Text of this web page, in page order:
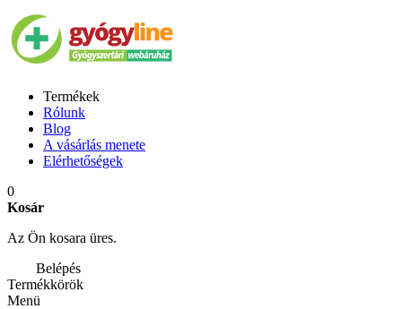
Termékek
Rólunk
Blog
A vásárlás menete
Elérhetőségek
0
Kosár
Az Ön kosara üres.
Belépés
Termékkörök
Menü